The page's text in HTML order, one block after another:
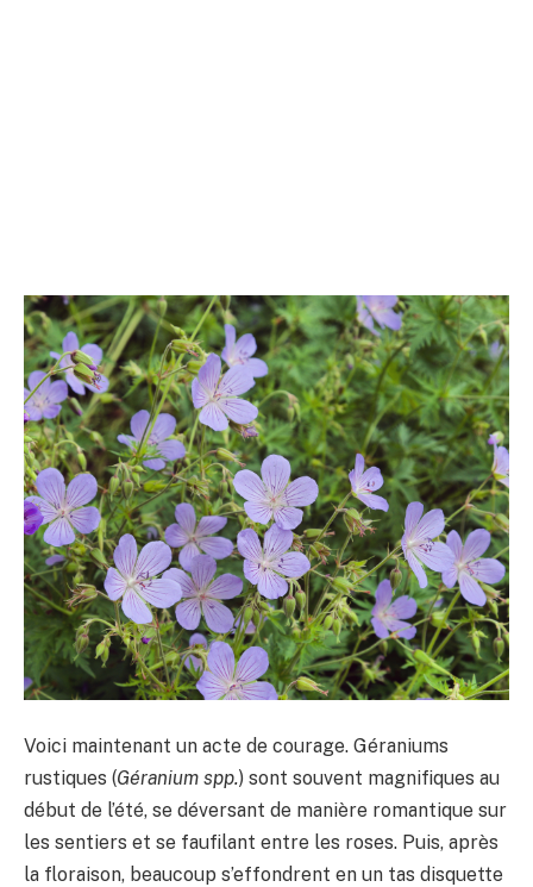
Voici maintenant un acte de courage. Géraniums
rustiques (Géranium spp.) sont souvent magnifiques au
début de l’été, se déversant de manière romantique sur
les sentiers et se faufilant entre les roses. Puis, après
la floraison, beaucoup s’effondrent en un tas disquette